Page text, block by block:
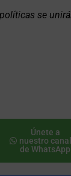
se
Únete a
nuestro canal
de WhatsApp